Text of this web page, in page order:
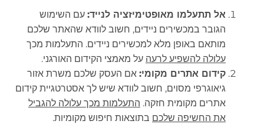
אל תתעלמו מאופטימיזציה לנייד: עם השימוש
הגובר במכשירים ניידים, חשוב לוודא שהאתר שלכם
מותאם באופן מלא למכשירים ניידים. התעלמות מכך
עלולה להשפיע לרעה על מאמצי הקידום האורגני.
קידום אתרים מקומי: אם העסק שלכם משרת אזור
גיאוגרפי מסוים, חשוב לוודא שיש לך אסטרטגיית קידום
אתרים מקומית חזקה. התעלמות מכך עלולה להגביל
את החשיפה שלכם בתוצאות חיפוש מקומיות.